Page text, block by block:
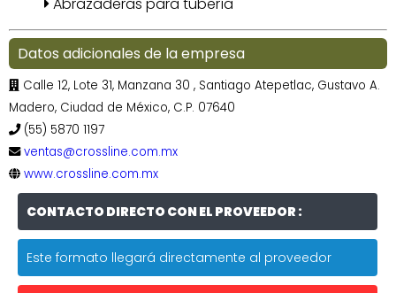
Datos adicionales de la empresa
Calle 12, Lote 31, Manzana 30 , Santiago Atepetlac, Gustavo A.
Madero, Ciudad de México, C.P. 07640
(55) 5870 1197
ventas@crossline.com.mx
www.crossline.com.mx
CONTACTO DIRECTO CON EL PROVEEDOR :
Este formato llegará directamente al proveedor